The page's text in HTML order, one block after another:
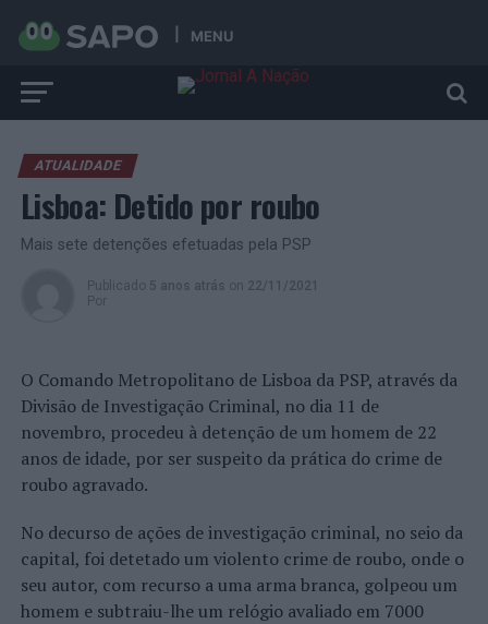
MENU
ATUALIDADE
Lisboa: Detido por roubo
Mais sete detenções efetuadas pela PSP
Publicado 5 anos atrás on 22/11/2021
Por
O Comando Metropolitano de Lisboa da PSP, através da
Divisão de Investigação Criminal, no dia 11 de
novembro, procedeu à detenção de um homem de 22
anos de idade, por ser suspeito da prática do crime de
roubo agravado.
No decurso de ações de investigação criminal, no seio da
capital, foi detetado um violento crime de roubo, onde o
seu autor, com recurso a uma arma branca, golpeou um
homem e subtraiu-lhe um relógio avaliado em 7000